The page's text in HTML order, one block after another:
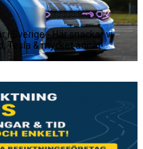
Sverige - Här snackar vi
Tesla & mycket annat!